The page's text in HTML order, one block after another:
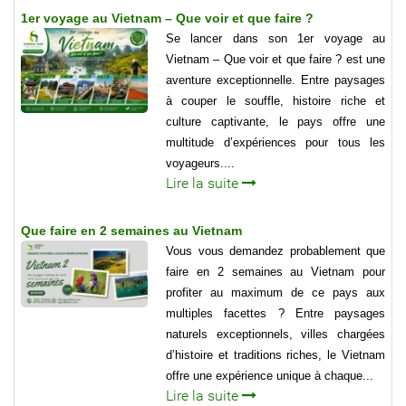
1er voyage au Vietnam – Que voir et que faire ?
Se lancer dans son 1er voyage au
Vietnam – Que voir et que faire ? est une
aventure exceptionnelle. Entre paysages
à couper le souffle, histoire riche et
culture captivante, le pays offre une
multitude d’expériences pour tous les
voyageurs....
Lire la suite
Que faire en 2 semaines au Vietnam
Vous vous demandez probablement que
faire en 2 semaines au Vietnam pour
profiter au maximum de ce pays aux
multiples facettes ? Entre paysages
naturels exceptionnels, villes chargées
d’histoire et traditions riches, le Vietnam
offre une expérience unique à chaque...
Lire la suite